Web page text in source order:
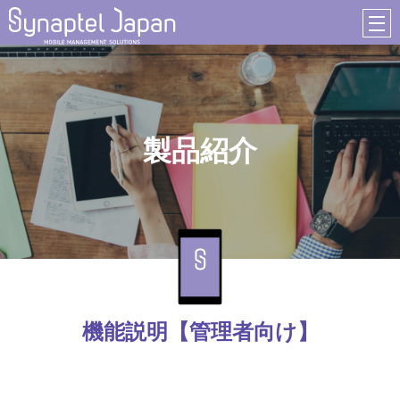
製品紹介
機能説明【管理者向け】